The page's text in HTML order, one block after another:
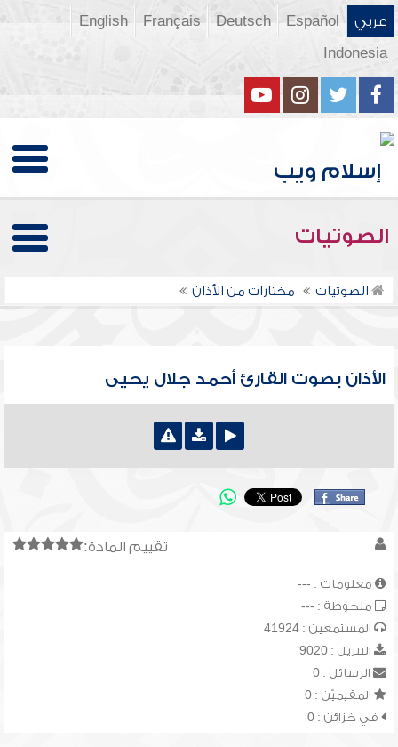
عربي Español
Deutsch
Français
English
Indonesia
الصوتيات
الصوتيات مختارات من الأذان
الأذان بصوت القارئ أحمد جلال يحيى
تقييم المادة:
معلومات : ---
ملحوظة : ---
المستمعين : 41924
التنزيل : 9020
الرسائل : 0
المقيميّن : 0
في خزائن : 0